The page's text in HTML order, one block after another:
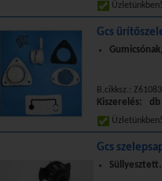
Gcs
B.cikksz.: Z61083
Kiszerelés: db
Gcs